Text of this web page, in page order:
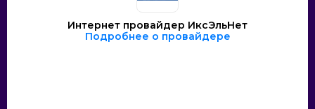
Интернет провайдер ИксЭльНет
Подробнее о провайдере